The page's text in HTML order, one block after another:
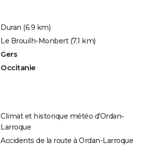
Duran (6.9 km)
Le Brouilh-Monbert (7.1 km)
Gers
Occitanie
Climat et historique météo d'Ordan-
Larroque
Accidents de la route à Ordan-Larroque